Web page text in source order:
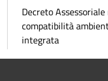
Decreto
compatibilità
integrata